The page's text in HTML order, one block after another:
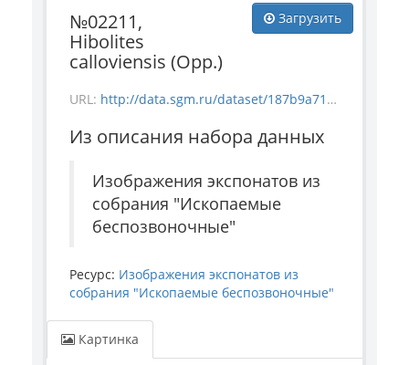
Загрузить
№02211,
Hibolites
calloviensis (Opp.)
URL: http://data.sgm.ru/dataset/187b9a71-4c85-43ec-99fe-080bdf792007/resource/c9d6e03b-1114-41b1-bf39-f80581a180f9/download/invertebrate_2211.jpg
Из описания набора данных
Изображения экспонатов из
собрания "Ископаемые
беспозвоночные"
Ресурс: Изображения экспонатов из
собрания "Ископаемые беспозвоночные"
Картинка